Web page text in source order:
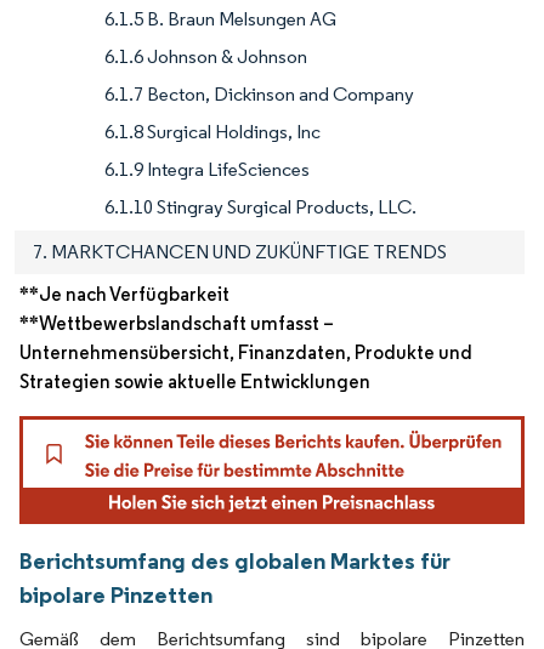
6.1.5 B. Braun Melsungen AG
6.1.6 Johnson & Johnson
6.1.7 Becton, Dickinson and Company
6.1.8 Surgical Holdings, Inc
6.1.9 Integra LifeSciences
6.1.10 Stingray Surgical Products, LLC.
7. MARKTCHANCEN UND ZUKÜNFTIGE TRENDS
**Je nach Verfügbarkeit
**Wettbewerbslandschaft umfasst –
Unternehmensübersicht, Finanzdaten, Produkte und
Strategien sowie aktuelle Entwicklungen
Berichtsumfang des globalen Marktes für
bipolare Pinzetten
Gemäß dem Berichtsumfang sind bipolare Pinzetten